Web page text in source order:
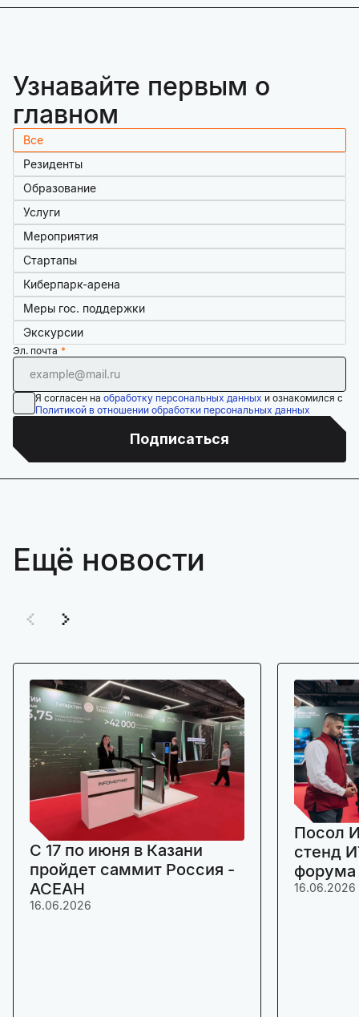
Узнавайте первым о
главном
Все
Резиденты
Образование
Услуги
Мероприятия
Стартапы
Киберпарк-арена
Меры гос. поддержки
Экскурсии
Эл. почта
Я согласен на обработку персональных данных и ознакомился с
Политикой в отношении обработки персональных данных
Подписаться
Ещё новости
C 17 по июня в Казани
пройдет саммит Россия -
АСЕАН
16.06.2026
Посол
стенд
16.06.2026